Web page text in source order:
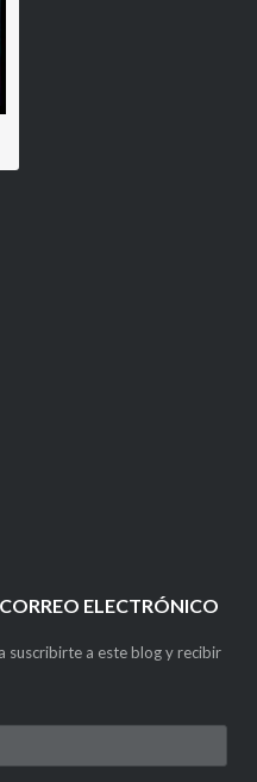
ELECTRÓNICO
suscribirte a este blog y recibir